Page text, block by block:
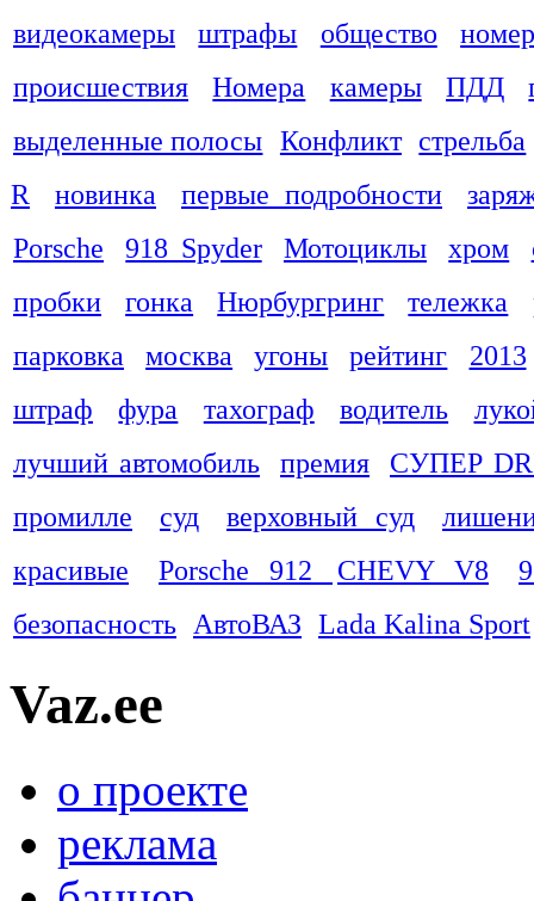
видеокамеры штрафы общество
происшествия
Номера камеры ПДД
выделенные полосы Конфликт стрельба
R
новинка первые подробности
Porsche
918 Spyder Мотоциклы хром
пробки
гонка Нюрбургринг тележка
парковка
москва угоны рейтинг
2013
штраф
фура тахограф водитель
лучший автомобиль
премия
СУПЕР
промилле
суд верховный суд
красивые
Porsche 912 CHEVY V8
безопасность АвтоВАЗ Lada Kalina Sport
Vaz.ee
о проекте
реклама